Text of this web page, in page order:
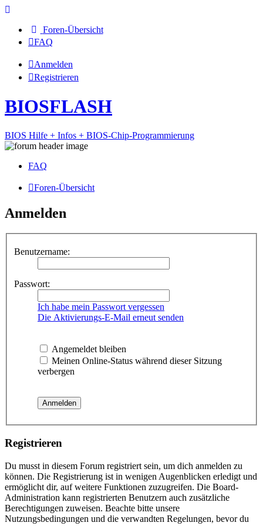
Foren-Übersicht
FAQ
Anmelden
Registrieren
BIOSFLASH
BIOS Hilfe + Infos + BIOS-Chip-Programmierung
FAQ
Foren-Übersicht
Anmelden
Benutzername:
Passwort:
Ich habe mein Passwort vergessen
Die Aktivierungs-E-Mail erneut senden
Angemeldet bleiben
Meinen Online-Status während dieser Sitzung
verbergen
Registrieren
Du musst in diesem Forum registriert sein, um dich anmelden zu
können. Die Registrierung ist in wenigen Augenblicken erledigt und
ermöglicht dir, auf weitere Funktionen zuzugreifen. Die Board-
Administration kann registrierten Benutzern auch zusätzliche
Berechtigungen zuweisen. Beachte bitte unsere
Nutzungsbedingungen und die verwandten Regelungen, bevor du